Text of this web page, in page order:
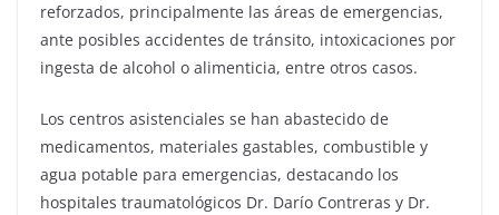
reforzados, principalmente las áreas de emergencias,
ante posibles accidentes de tránsito, intoxicaciones por
ingesta de alcohol o alimenticia, entre otros casos.
Los centros asistenciales se han abastecido de
medicamentos, materiales gastables, combustible y
agua potable para emergencias, destacando los
hospitales traumatológicos Dr. Darío Contreras y Dr.